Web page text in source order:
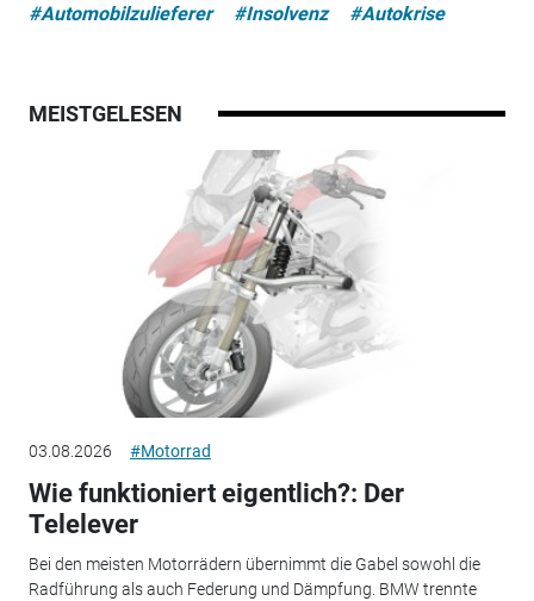
#Automobilzulieferer #Insolvenz #Autokrise
MEISTGELESEN
03.08.2026 #Motorrad
Wie funktioniert eigentlich?: Der
Telelever
Bei den meisten Motorrädern übernimmt die Gabel sowohl die
Radführung als auch Federung und Dämpfung. BMW trennte